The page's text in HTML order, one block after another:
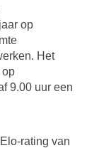
op
Het
op
9.00 uur een
rating van